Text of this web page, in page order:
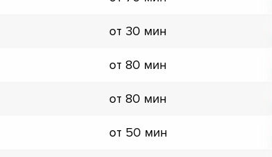
от 30 мин
от 80 мин
от 80 мин
от 50 мин